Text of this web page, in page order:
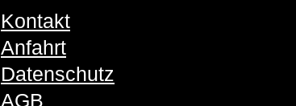
Kontakt
Anfahrt
Datenschutz
AGB